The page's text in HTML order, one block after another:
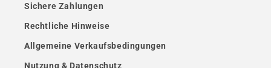
Sichere Zahlungen
Rechtliche Hinweise
Allgemeine Verkaufsbedingungen
Nutzung & Datenschutz